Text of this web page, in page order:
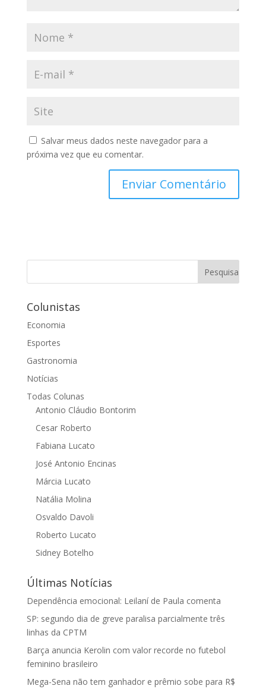
Salvar meus dados neste navegador para a
próxima vez que eu comentar.
Colunistas
Economia
Esportes
Gastronomia
Notícias
Todas Colunas
Antonio Cláudio Bontorim
Cesar Roberto
Fabiana Lucato
José Antonio Encinas
Márcia Lucato
Natália Molina
Osvaldo Davoli
Roberto Lucato
Sidney Botelho
Últimas Notícias
Dependência emocional: Leilaní de Paula comenta
SP: segundo dia de greve paralisa parcialmente três
linhas da CPTM
Barça anuncia Kerolin com valor recorde no futebol
feminino brasileiro
Mega-Sena não tem ganhador e prêmio sobe para R$